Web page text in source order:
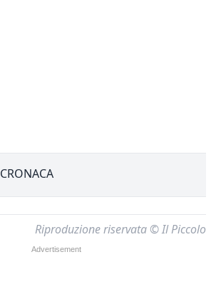
CRONACA
Riproduzione riservata © Il Piccolo